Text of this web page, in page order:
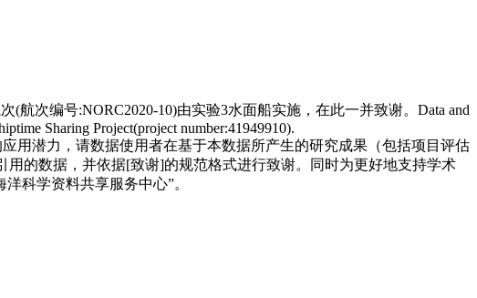
次编号:NORC2020-10)由实验3水面船实施，在此一并致谢。Data and
Sharing Project(project number:41949910).
用潜力，请数据使用者在基于本数据所产生的研究成果（包括项目评估
的数据，并依据[致谢]的规范格式进行致谢。同时为更好地支持学术
科学资料共享服务中心”。